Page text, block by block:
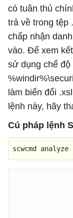
có tuân thủ
trả về trong tệp
chấp nhận
vào. Để xem
sử dụng chế độ
làm biến đổi
lệnh này, hãy
Cú pháp lệnh
scwcmd